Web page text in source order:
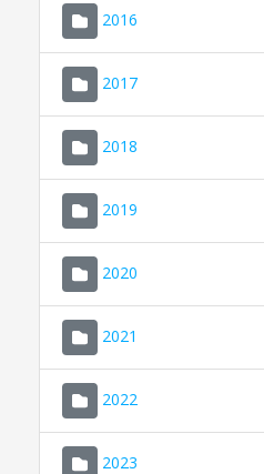
2016
2017
2018
2019
2020
2021
2022
2023